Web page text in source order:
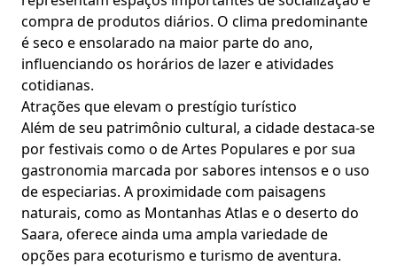
compra de produtos diários. O clima predominante
é seco e ensolarado na maior parte do ano,
influenciando os horários de lazer e atividades
cotidianas.
Atrações que elevam o prestígio turístico
Além de seu patrimônio cultural, a cidade destaca-se
por festivais como o de Artes Populares e por sua
gastronomia marcada por sabores intensos e o uso
de especiarias. A proximidade com paisagens
naturais, como as Montanhas Atlas e o deserto do
Saara, oferece ainda uma ampla variedade de
opções para ecoturismo e turismo de aventura.